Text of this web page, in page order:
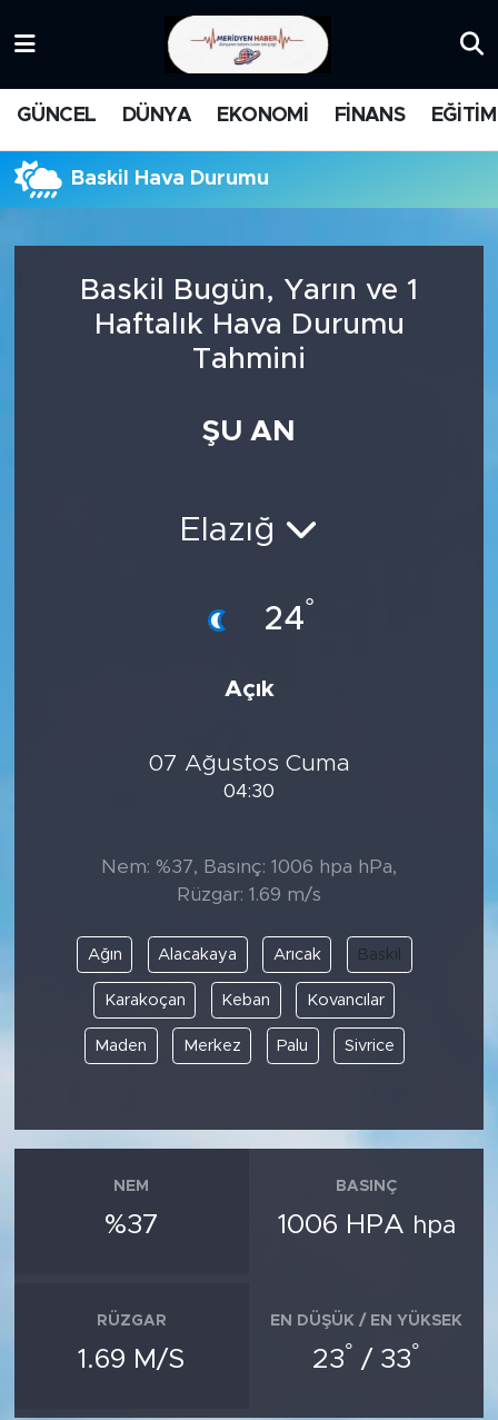
GÜNCEL DÜNYA EKONOMİ FİNANS EĞİTİM
Baskil Hava Durumu
Baskil Bugün, Yarın ve 1
Haftalık Hava Durumu
Tahmini
ŞU AN
Elazığ
24°
Açık
07 Ağustos Cuma
04:30
Nem: %37, Basınç: 1006 hpa hPa,
Rüzgar: 1.69 m/s
Ağın Alacakaya Arıcak Baskil
Karakoçan Keban Kovancılar
Maden Merkez Palu Sivrice
NEM
%37
BASINÇ
1006 HPA hpa
RÜZGAR
1.69 M/S
EN DÜŞÜK / EN YÜKSEK
23° / 33°
FİNANS
BİLİM-TEKNOLOJİ
DİNİ
POLİTİKA
EKONOMİ
SPOR
TARİHTEN GÜNÜMÜZE
KADIN
Süper Lig Puan Durumu ve Fikstür
Tüm Manşetler
Son Dakika Haberleri